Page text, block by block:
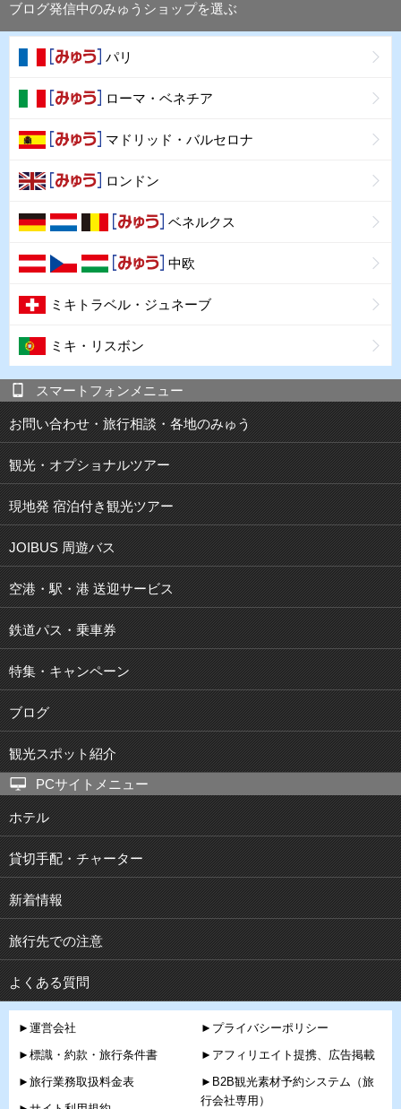
ブログ発信中のみゅうショップを選ぶ
パリ
ローマ・ベネチア
マドリッド・バルセロナ
ロンドン
ベネルクス
中欧
ミキトラベル・ジュネーブ
ミキ・リスボン
スマートフォンメニュー
お問い合わせ・旅行相談・各地のみゅう
観光・オプショナルツアー
現地発 宿泊付き観光ツアー
JOIBUS 周遊バス
空港・駅・港 送迎サービス
鉄道パス・乗車券
特集・キャンペーン
ブログ
観光スポット紹介
PCサイトメニュー
ホテル
貸切手配・チャーター
新着情報
旅行先での注意
よくある質問
►運営会社
►標識・約款・旅行条件書
►旅行業務取扱料金表
►プライバシーポリシー
►アフィリエイト提携、広告掲載
►B2B観光素材予約システム（旅
行会社専用）